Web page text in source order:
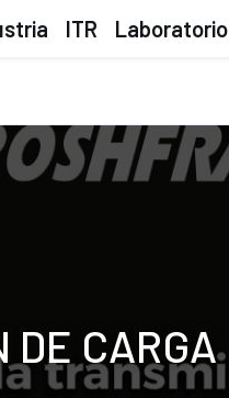
ITR Laboratorio
DE CARGA